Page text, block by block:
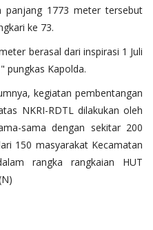
panjang 1773 meter tersebut
ke 73.
berasal dari inspirasi 1 Juli
pungkas Kapolda.
kegiatan pembentangan
NKRI-RDTL dilakukan oleh
sama dengan sekitar 200
150 masyarakat Kecamatan
rangka rangkaian HUT